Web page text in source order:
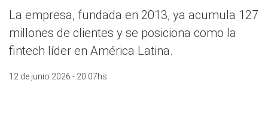
La empresa, fundada en 2013, ya acumula 127
millones de clientes y se posiciona como la
fintech líder en América Latina.
12 de junio 2026 - 20:07hs